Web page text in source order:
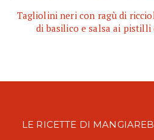
Tagliolini neri con ragù di
di basilico e salsa ai pistilli
LE RICETTE DI